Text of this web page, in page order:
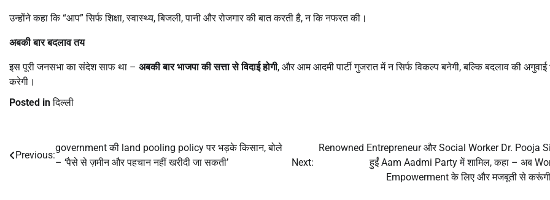
उन्होंने कहा कि “आप” सिर्फ शिक्षा, स्वास्थ्य, बिजली, पानी और रोजगार की बात करती है, न कि नफरत की।
अबकी बार बदलाव तय
इस पूरी जनसभा का संदेश साफ था – अबकी बार भाजपा की सत्ता से विदाई होगी, और आम आदमी पार्टी गुजरात में न सिर्फ विकल्प बनेगी, बल्कि बदलाव की अगुवाई
करेगी।
Posted inदिल्ली
Post
Previous:
government की land pooling policy पर भड़के किसान, बोले
– ‘पैसे से ज़मीन और पहचान नहीं खरीदी जा सकती’
Next:
Renowned Entrepreneur और Social Worker Dr. Pooja
हुईं Aam Aadmi Party में शामिल, कहा – अब
Empowerment के लिए और मजबूती से